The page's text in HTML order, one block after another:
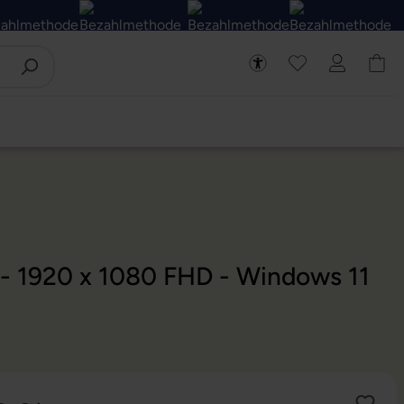
1920 x 1080 FHD - Windows 11